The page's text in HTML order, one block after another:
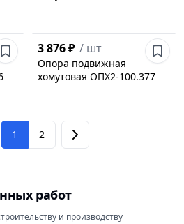
3 876 ₽ / шт
Опора подвижная
хомутовая ОПХ2-100.377
1 2
работ
и производству